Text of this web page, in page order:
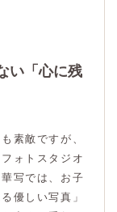
い「心に残
素敵ですが、
ォトスタジオ
写では、お子
優しい写真」